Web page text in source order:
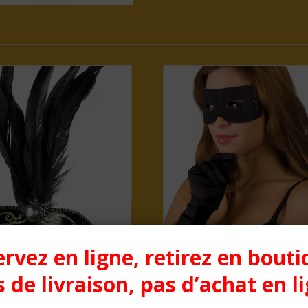
et or à plumes adulte
Prix : 12,50€
Loup bandit noir
Prix :3,00€
en ligne, retirez en
de livraison, pas d’achat en